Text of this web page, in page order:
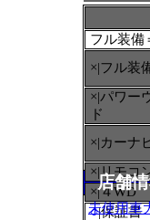
フル装備
×|フル装
×|パワー
ド
×|カーナ
×|リモコ
×|４WD
○|保証書
店舗
未使用車